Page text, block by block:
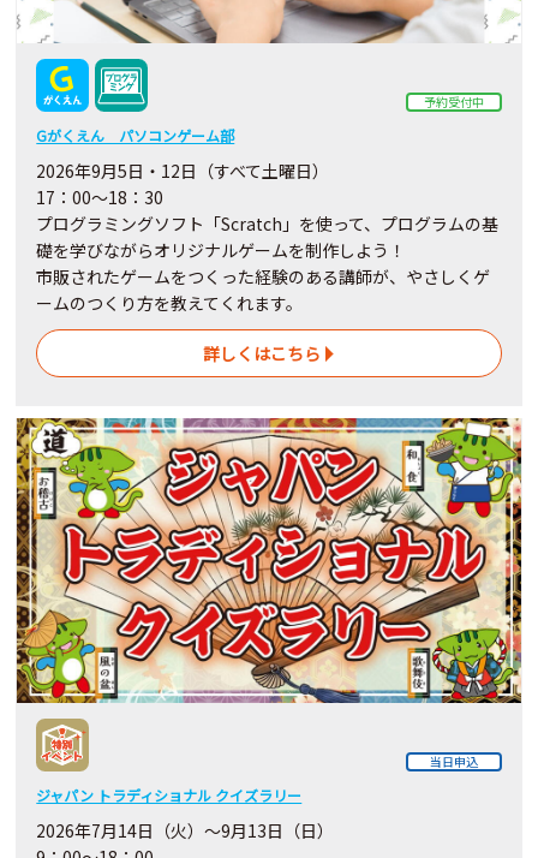
予約受付中
Gがくえん パソコンゲーム部
2026年9月5日・12日（すべて土曜日）
17：00～18：30
プログラミングソフト「Scratch」を使って、プログラムの基
礎を学びながらオリジナルゲームを制作しよう！
市販されたゲームをつくった経験のある講師が、やさしくゲ
ームのつくり方を教えてくれます。
詳しくはこちら
当日申込
ジャパン トラディショナル クイズラリー
2026年7月14日（火）～9月13日（日）